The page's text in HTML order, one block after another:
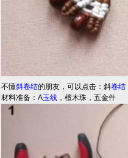
不懂斜卷结的朋友，可以点击：斜卷结
材料准备：A玉线 ，檀木珠，五金件